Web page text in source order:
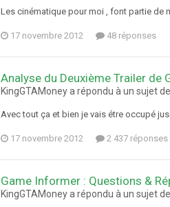
Les cinématique pour moi , font partie de
17 novembre 2012 48 réponses
Analyse du Deuxième Trailer de
KingGTAMoney a répondu à un sujet
Avec tout ça et bien je vais étre occupé
17 novembre 2012 2 437 réponses
Game Informer : Questions &
KingGTAMoney a répondu à un sujet